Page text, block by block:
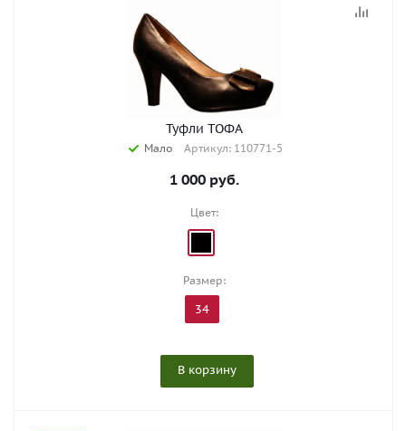
Туфли ТОФА
Мало Артикул: 110771-5
1 000руб.
Цвет:
Размер:
34
В корзину